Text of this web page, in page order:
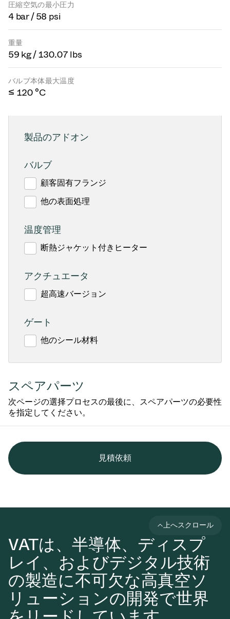
圧縮空気の最小圧力
4 bar / 58 psi
重量
59 kg / 130.07 lbs
バルブ本体最大温度
≤ 120 °C
製品のアドオン
バルブ
顧客固有フランジ
他の表面処理
温度管理
断熱ジャケット付きヒーター
アクチュエータ
超高速バージョン
ゲート
他のシール材料
スペアパーツ
次ページの選择プロセスの最後に、スペアパーツの必要性
を指定してください。
見積依頼
VATは、半導体、ディスプ
レイ、およびデジタル技術
の製造に不可欠な高真空ソ
リューションの開発で世界
上へスクロール